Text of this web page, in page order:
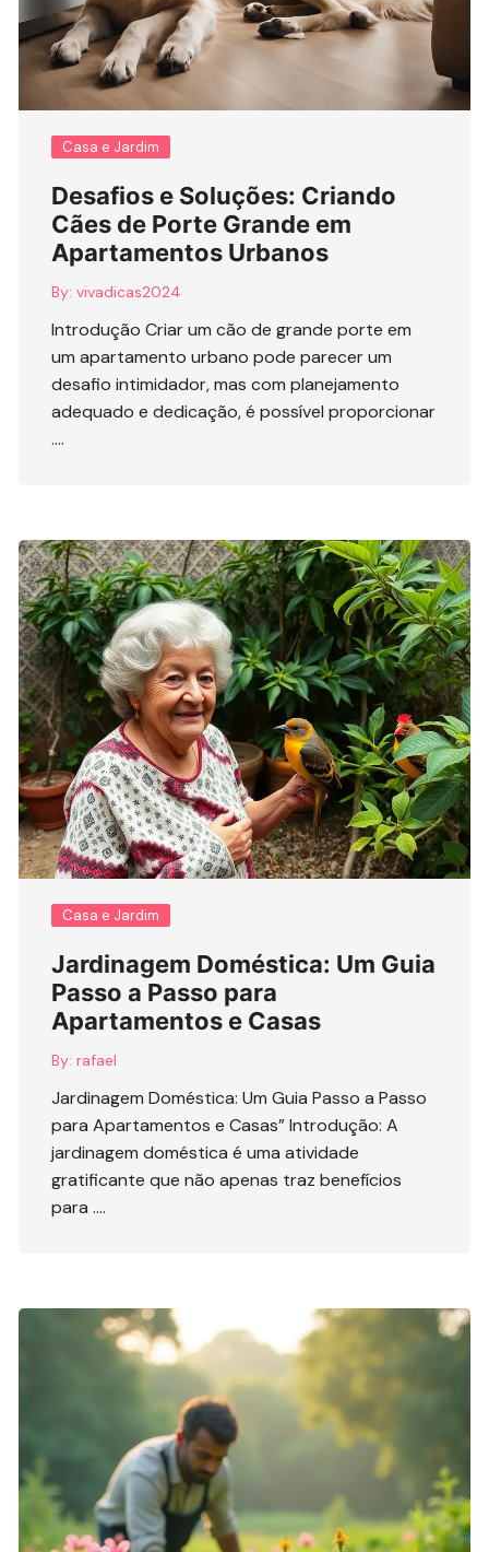
Casa e Jardim
Desafios e Soluções: Criando
Cães de Porte Grande em
Apartamentos Urbanos
By: vivadicas2024
Introdução Criar um cão de grande porte em
um apartamento urbano pode parecer um
desafio intimidador, mas com planejamento
adequado e dedicação, é possível proporcionar
….
Casa e Jardim
Jardinagem Doméstica: Um Guia
Passo a Passo para
Apartamentos e Casas
By: rafael
Jardinagem Doméstica: Um Guia Passo a Passo
para Apartamentos e Casas” Introdução: A
jardinagem doméstica é uma atividade
gratificante que não apenas traz benefícios
para ….